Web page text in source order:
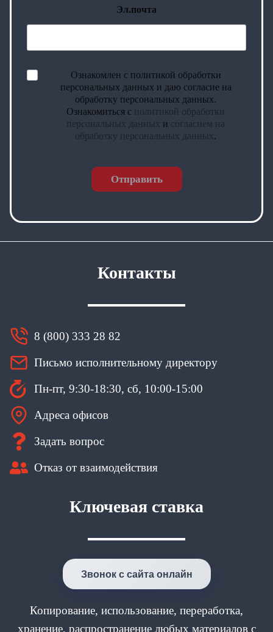
Эл.почта
Ознакомлен с политикой обработки
персональных данных и даю согласие на
обработку персональных данных.
Ознакомиться с политикой обработки
персональных данных и согласием на
обработку персональных данных.
Отправить
Контакты
8 (800) 333 28 82
Письмо исполнительному директору
Пн-пт, 9:30-18:30, сб, 10:00-15:00
Адреса офисов
Задать вопрос
Отказ от взаимодействия
Ключевая ставка
Звонок с сайта онлайн
Копирование, использование, переработка,
хранение, распространение любых материалов с